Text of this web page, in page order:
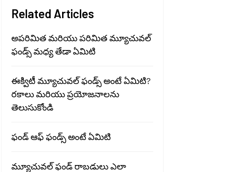
Related Articles
అపరిమిత మరియు పరిమిత మ్యూచువల్
ఫండ్స్ మధ్య తేడా ఏమిటి
ఈక్విటీ మ్యూచువల్ ఫండ్స్ అంటే ఏమిటి?
రకాలు మరియు ప్రయోజనాలను
తెలుసుకోండి
ఫండ్ ఆఫ్ ఫండ్స్ అంటే ఏమిటి
మ్యూచువల్ ఫండ్ రాబడులు ఎలా